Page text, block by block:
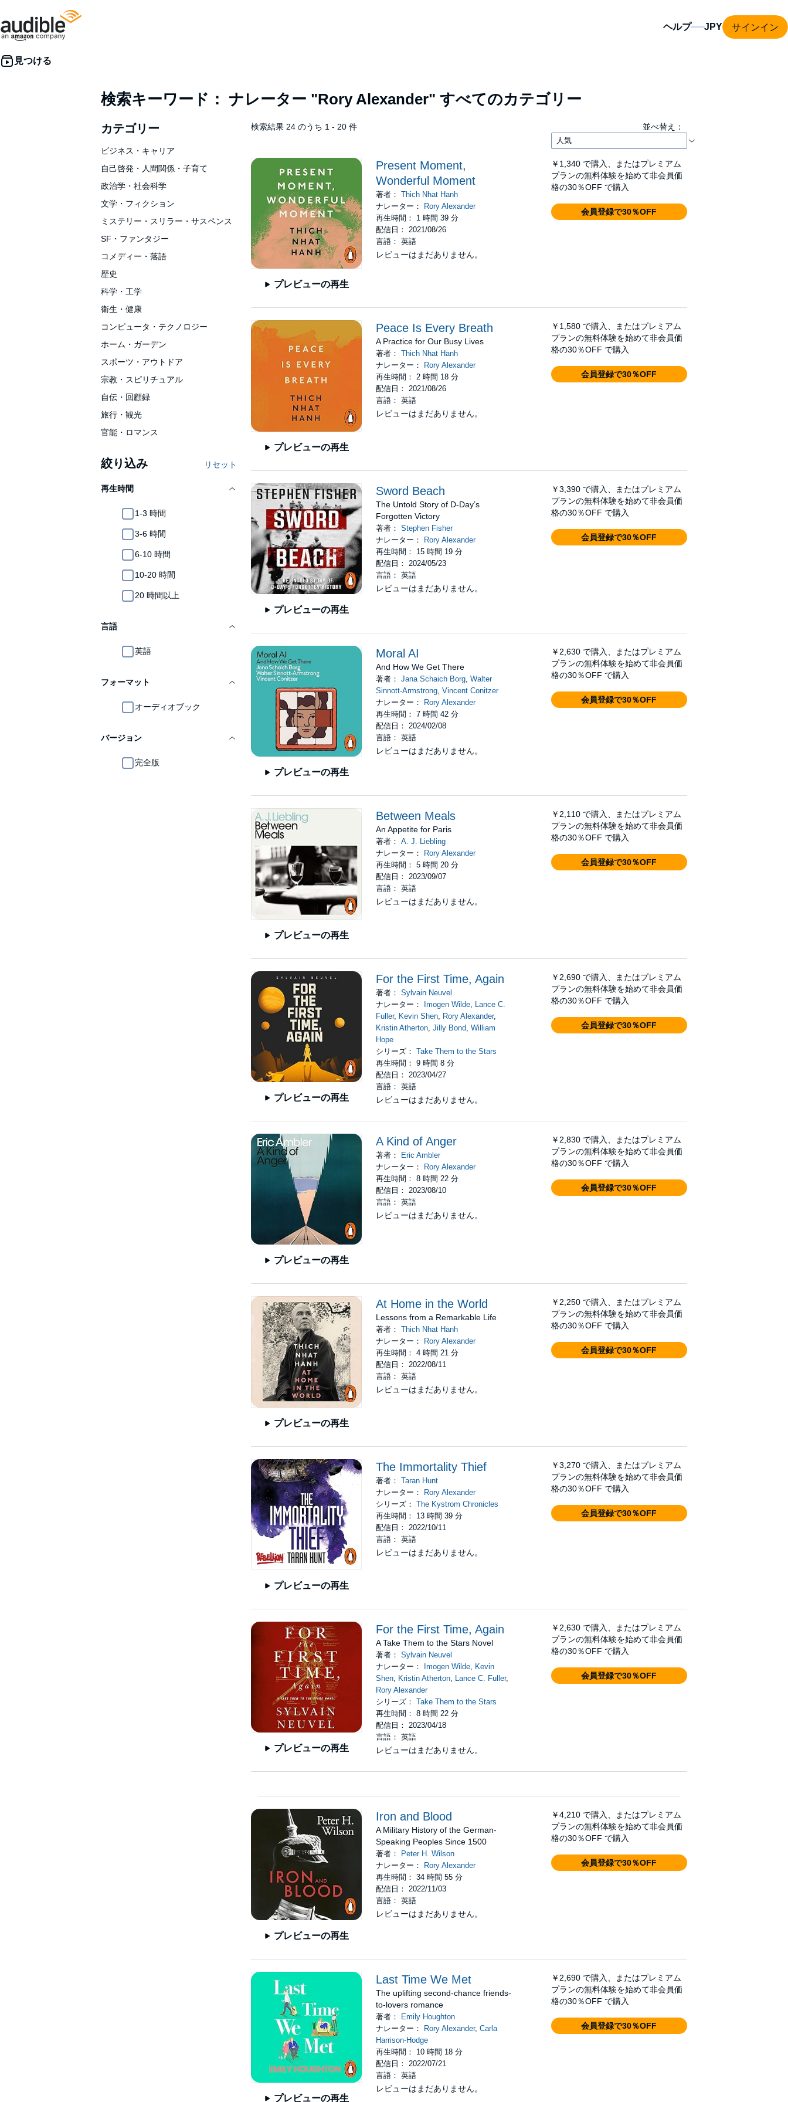
ヘルプ サインイン
検索キーワード： ナレーター "Rory Alexander" すべてのカテゴリー
カテゴリー
ビジネス・キャリア
自己啓発・人間関係・子育て
政治学・社会科学
文学・フィクション
ミステリー・スリラー・サスペンス
SF・ファンタジー
コメディー・落語
歴史
科学・工学
衛生・健康
コンピュータ・テクノロジー
ホーム・ガーデン
スポーツ・アウトドア
宗教・スピリチュアル
自伝・回顧録
旅行・観光
官能・ロマンス
絞り込み リセット
再生時間
1-3 時間
3-6 時間
6-10 時間
10-20 時間
20 時間以上
言語
英語
フォーマット
オーディオブック
バージョン
完全版
検索結果 24 のうち 1 - 20 件 並べ替え：
プレビューの再生
Present Moment,
Wonderful Moment
著者：Thich Nhat Hanh
ナレーター：
Rory Alexander
再生時間： 1 時間 39 分
配信日： 2021/08/26
言語： 英語
レビューはまだありません。
￥1,340 で購入、またはプレミアム
プランの無料体験を始めて非会員価
格の30％OFF で購入
会員登録で30％OFF
プレビューの再生
Peace Is Every Breath
A Practice for Our Busy Lives
著者：Thich Nhat Hanh
ナレーター：
Rory Alexander
再生時間： 2 時間 18 分
配信日： 2021/08/26
言語： 英語
レビューはまだありません。
￥1,580 で購入、またはプレミアム
プランの無料体験を始めて非会員価
格の30％OFF で購入
会員登録で30％OFF
プレビューの再生
Sword Beach
The Untold Story of D-Day’s
Forgotten Victory
著者：Stephen Fisher
ナレーター： Rory Alexander
再生時間： 15 時間 19 分
配信日： 2024/05/23
言語： 英語
レビューはまだありません。
￥3,390 で購入、またはプレミアム
プランの無料体験を始めて非会員価
格の30％OFF で購入
会員登録で30％OFF
プレビューの再生
Moral AI
And How We Get There
著者：Jana Schaich Borg ,Walter
Sinnott-Armstrong ,Vincent Conitzer
ナレーター：
Rory Alexander
再生時間： 7 時間 42 分
配信日： 2024/02/08
言語： 英語
レビューはまだありません。
￥2,630 で購入、またはプレミアム
プランの無料体験を始めて非会員価
格の30％OFF で購入
会員登録で30％OFF
プレビューの再生
Between Meals
An Appetite for Paris
著者：A. J. Liebling
ナレーター：
Rory Alexander
再生時間： 5 時間 20 分
配信日： 2023/09/07
言語： 英語
レビューはまだありません。
￥2,110 で購入、またはプレミアム
プランの無料体験を始めて非会員価
格の30％OFF で購入
会員登録で30％OFF
プレビューの再生
For the First Time, Again
著者：Sylvain Neuvel
ナレーター： Imogen Wilde Lance C.
Fuller, Kevin Shen Rory Alexander,
Kristin Atherton ,Jilly Bond ,William
Hope
シリーズ：Take Them to the Stars
再生時間： 9 時間 8 分
配信日： 2023/04/27
言語： 英語
レビューはまだありません。
￥2,690 で購入、またはプレミアム
プランの無料体験を始めて非会員価
格の30％OFF で購入
会員登録で30％OFF
プレビューの再生
A Kind of Anger
著者：
Eric Ambler
ナレーター：
Rory Alexander
再生時間： 8 時間 22 分
配信日： 2023/08/10
言語： 英語
レビューはまだありません。
￥2,830 で購入、またはプレミアム
プランの無料体験を始めて非会員価
格の30％OFF で購入
会員登録で30％OFF
プレビューの再生
At Home in the World
Lessons from a Remarkable Life
著者：Thich Nhat Hanh
ナレーター：
Rory Alexander
再生時間： 4 時間 21 分
配信日： 2022/08/11
言語： 英語
レビューはまだありません。
￥2,250 で購入、またはプレミアム
プランの無料体験を始めて非会員価
格の30％OFF で購入
会員登録で30％OFF
プレビューの再生
The Immortality Thief
著者：Taran Hunt
ナレーター： Rory Alexander
シリーズ：The Kystrom Chronicles
再生時間： 13 時間 39 分
配信日： 2022/10/11
言語： 英語
レビューはまだありません。
￥3,270 で購入、またはプレミアム
プランの無料体験を始めて非会員価
格の30％OFF で購入
会員登録で30％OFF
プレビューの再生
For the First Time, Again
A Take Them to the Stars Novel
著者：Sylvain Neuvel
ナレーター：
Imogen Wilde
Kevin
Shen
Kristin Atherton Lance C. Fuller,
Rory Alexander
シリーズ：Take Them to the Stars
再生時間： 8 時間 22 分
配信日： 2023/04/18
言語： 英語
レビューはまだありません。
￥2,630 で購入、またはプレミアム
プランの無料体験を始めて非会員価
格の30％OFF で購入
会員登録で30％OFF
プレビューの再生
Iron and Blood
A Military History of the German-
Speaking Peoples Since 1500
著者：
Peter H. Wilson
ナレーター：
Rory Alexander
再生時間： 34 時間 55 分
配信日： 2022/11/03
言語： 英語
レビューはまだありません。
￥4,210 で購入、またはプレミアム
プランの無料体験を始めて非会員価
格の30％OFF で購入
会員登録で30％OFF
プレビューの再生
Last Time We Met
The uplifting second-chance friends-
to-lovers romance
著者： Emily Houghton
ナレーター： Rory Alexander,Carla
Harrison-Hodge
再生時間： 10 時間 18 分
配信日： 2022/07/21
言語： 英語
レビューはまだありません。
￥2,690 で購入、またはプレミアム
プランの無料体験を始めて非会員価
格の30％OFF で購入
会員登録で30％OFF